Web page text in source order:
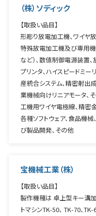
（株）ソディック
【取扱い品目】
形彫り放電加工機、ワイヤ
特殊放電加工機及び専用機
など）、数値制御電源装置
プリンタ、ハイスピードミー
産統合システム、精密射出
業機械向けリニアモータ、
工機用ワイヤ電極線、精密
各種ソフトウェア、食品機
び製品開発、その他
宝機械工業（株）
【取扱い品目】
製作機種は 卓上型キー溝
トマシンTK-50、 TK-70、TK-